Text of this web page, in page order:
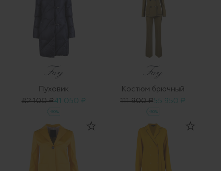
Пуховик
82 100 ₽41 050 ₽
-50%
Костюм брючный
111 900 ₽ 55 950 ₽
-50%